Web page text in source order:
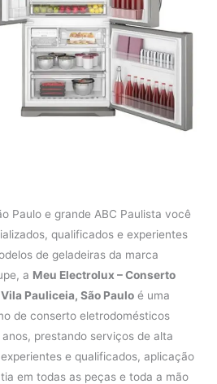
Paulo e grande ABC Paulista você
qualificados e experientes
de geladeiras da marca
a Meu Electrolux – Conserto
Pauliceia, São Paulo é uma
de conserto eletrodomésticos
prestando serviços de alta
e qualificados, aplicação
em todas as peças e toda a mão